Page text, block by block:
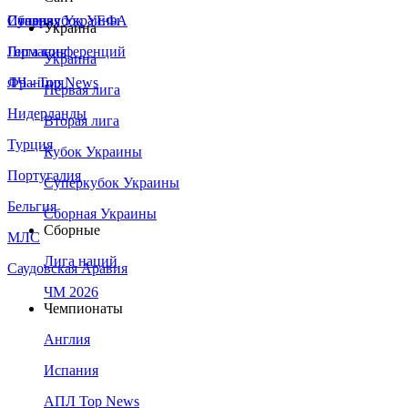
Сборная Украины
Италия
Германия
Франция
Нидерланды
Турция
Португалия
Бельгия
МЛС
Саудовская Аравия
Суперкубок УЕФА
Лига конференций
ЛЧ - Top News
Украина
Украина
Первая лига
Вторая лига
Кубок Украины
Суперкубок Украины
Сборная Украины
Сборные
Лига наций
ЧМ 2026
Чемпионаты
Англия
Испания
АПЛ Top News